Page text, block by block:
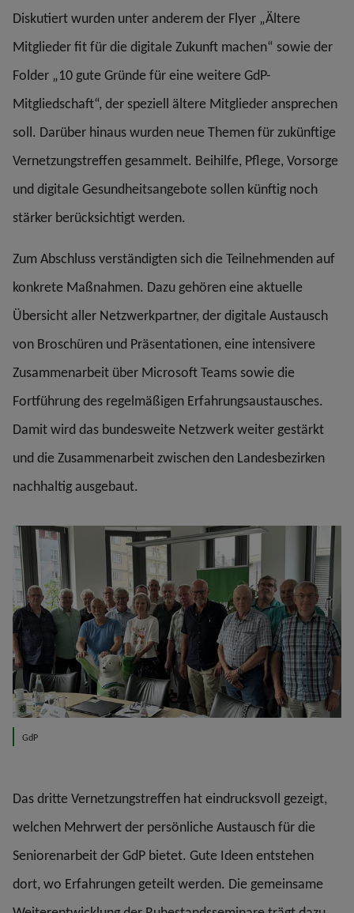
Diskutiert wurden unter anderem der Flyer „Ältere
Mitglieder fit für die digitale Zukunft machen“ sowie der
Folder „10 gute Gründe für eine weitere GdP-
Mitgliedschaft“, der speziell ältere Mitglieder ansprechen
soll. Darüber hinaus wurden neue Themen für zukünftige
Vernetzungstreffen gesammelt. Beihilfe, Pflege, Vorsorge
und digitale Gesundheitsangebote sollen künftig noch
stärker berücksichtigt werden.
Zum Abschluss verständigten sich die Teilnehmenden auf
konkrete Maßnahmen. Dazu gehören eine aktuelle
Übersicht aller Netzwerkpartner, der digitale Austausch
von Broschüren und Präsentationen, eine intensivere
Zusammenarbeit über Microsoft Teams sowie die
Fortführung des regelmäßigen Erfahrungsaustausches.
Damit wird das bundesweite Netzwerk weiter gestärkt
und die Zusammenarbeit zwischen den Landesbezirken
nachhaltig ausgebaut.
GdP
Das dritte Vernetzungstreffen hat eindrucksvoll gezeigt,
welchen Mehrwert der persönliche Austausch für die
Seniorenarbeit der GdP bietet. Gute Ideen entstehen
dort, wo Erfahrungen geteilt werden. Die gemeinsame